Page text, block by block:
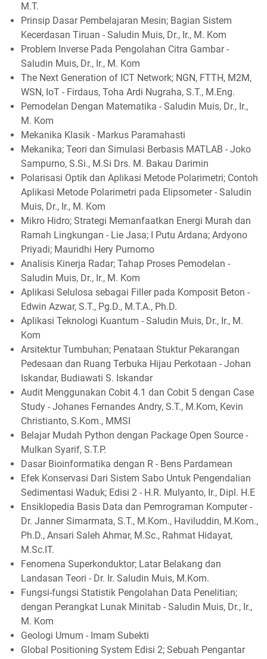
M.T.
Prinsip Dasar Pembelajaran Mesin; Bagian Sistem
Kecerdasan Tiruan - Saludin Muis, Dr., Ir., M. Kom
Problem Inverse Pada Pengolahan Citra Gambar -
Saludin Muis, Dr., Ir., M. Kom
The Next Generation of ICT Network; NGN, FTTH, M2M,
WSN, IoT - Firdaus, Toha Ardi Nugraha, S.T., M.Eng.
Pemodelan Dengan Matematika - Saludin Muis, Dr., Ir.,
M. Kom
Mekanika Klasik - Markus Paramahasti
Mekanika; Teori dan Simulasi Berbasis MATLAB - Joko
Sampurno, S.Si., M.Si Drs. M. Bakau Darimin
Polarisasi Optik dan Aplikasi Metode Polarimetri; Contoh
Aplikasi Metode Polarimetri pada Elipsometer - Saludin
Muis, Dr., Ir., M. Kom
Mikro Hidro; Strategi Memanfaatkan Energi Murah dan
Ramah Lingkungan - Lie Jasa; I Putu Ardana; Ardyono
Priyadi; Mauridhi Hery Purnomo
Analisis Kinerja Radar; Tahap Proses Pemodelan -
Saludin Muis, Dr., Ir., M. Kom
Aplikasi Selulosa sebagai Filler pada Komposit Beton -
Edwin Azwar, S.T., Pg.D., M.T.A., Ph.D.
Aplikasi Teknologi Kuantum - Saludin Muis, Dr., Ir., M.
Kom
Arsitektur Tumbuhan; Penataan Stuktur Pekarangan
Pedesaan dan Ruang Terbuka Hijau Perkotaan - Johan
Iskandar, Budiawati S. Iskandar
Audit Menggunakan Cobit 4.1 dan Cobit 5 dengan Case
Study - Johanes Fernandes Andry, S.T., M.Kom, Kevin
Christianto, S.Kom., MMSI
Belajar Mudah Python dengan Package Open Source -
Mulkan Syarif, S.T.P.
Dasar Bioinformatika dengan R - Bens Pardamean
Efek Konservasi Dari Sistem Sabo Untuk Pengendalian
Sedimentasi Waduk; Edisi 2 - H.R. Mulyanto, Ir., Dipl. H.E
Ensiklopedia Basis Data dan Pemrograman Komputer -
Dr. Janner Simarmata, S.T., M.Kom., Haviluddin, M.Kom.,
Ph.D., Ansari Saleh Ahmar, M.Sc., Rahmat Hidayat,
M.Sc.IT.
Fenomena Superkonduktor; Latar Belakang dan
Landasan Teori - Dr. Ir. Saludin Muis, M.Kom.
Fungsi-fungsi Statistik Pengolahan Data Penelitian;
dengan Perangkat Lunak Minitab - Saludin Muis, Dr., Ir.,
M. Kom
Geologi Umum - Imam Subekti
Global Positioning System Edisi 2; Sebuah Pengantar